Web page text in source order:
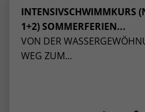
INTENSIVSCHWIMMKURS
1+2) SOMMERFERIEN...
VON DER
WEG ZUM...